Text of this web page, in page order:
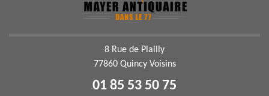
8 Rue de Plailly
77860 Quincy Voisins
01 85 53 50 75